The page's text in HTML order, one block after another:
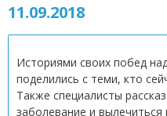
11.09.2018
Историями своих побед
поделились с теми, кто
Также специалисты
заболевание и вылечиться